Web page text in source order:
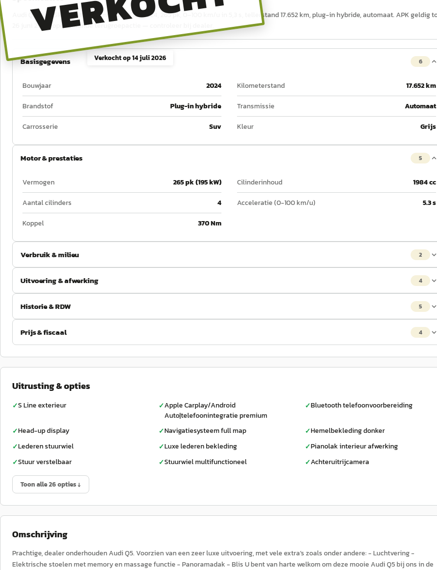
Verkocht op14 juli 2026
Audi Q5 55 TFSIe S edition Competition uit 2024, 265 pk, 0–100 km/u in 5,3 s, tellerstand 17.652 km, plug-in hybride, automaat. APK geldig
26 juni 2028, openstaande terugroepactie — controleer bij dealer.
Basisgegevens 6
Bouwjaar 2024 Kilometerstand
17.652 km
Brandstof
Plug-in hybride Transmissie
Automaat
Carrosserie
Suv Kleur Grijs
Motor & prestaties 5
Vermogen 265 pk (195 kW) Cilinderinhoud
1984 cc
Aantal cilinders
4 Acceleratie (0-100 km/u)
5.3 s
Koppel
370 Nm
Verbruik & milieu 2
Uitvoering & afwerking 4
Historie & RDW 5
Prijs & fiscaal 4
Uitrusting & opties
✓S Line exterieur ✓Apple Carplay/Android
Auto|telefoonintegratie premium
✓Bluetooth telefoonvoorbereiding
✓Head-up display ✓Navigatiesysteem full map ✓Hemelbekleding donker
✓Lederen stuurwiel ✓Luxe lederen bekleding ✓Pianolak interieur afwerking
✓Stuur verstelbaar ✓Stuurwiel multifunctioneel ✓Achteruitrijcamera
Toon alle 26 opties ↓
Omschrijving
Prachtige, dealer onderhouden Audi Q5. Voorzien van een zeer luxe uitvoering, met vele extra’s zoals onder andere: - Luchtvering -
Elektrische stoelen met memory en massage functie - Panoramadak - Blis U bent van harte welkom om deze mooie Audi Q5 bij ons in de